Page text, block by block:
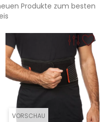
Produkte zum besten
VORSCHAU